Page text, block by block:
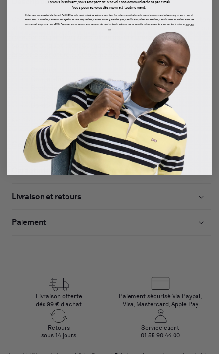
Description
Ce polo femme à manches courtes confectionné dans un coton
stretch doux et léger est disponible en coloris blanc, marine ou
rose. Sa coupe slim plus cintrée assure une allure chic et
sportive au quotidien. Ce modèle iconique arbore notre
broderie signature : l'emblème nœud papillon Eden Park.
Broderie emblème nœud papillon
Boutons rugby ovales siglés
Bords-côtes
Ref: E26MAIPC0007/BLF
Composition et entretien
Caractéristiques environnementales
Livraison et retours
Paiement
Livraison offerte
dès 99 € d achat
Paiement sécurisé Via Paypal,
Visa, Mastercard, Apple Pay
Retours
sous 14 jours
Service client
01 55 90 44 00
En vous inscrivant, vous acceptez de recevoir nos communications par email.
Vous pourrez vous désinscrire à tout moment.
En tant que responsable de traitement, FLANKER collecte vos données à caractère personnel aux fins notamment de traitement et suivi de vos commandes (paiement, livraison, retours),
demandes d’information, de création et de gestion de votre compte client, d'études marketing et statistiques, de suivi de la qualité de nos services, l’envoi d’offres promotionnelles et de
communications, par mail et/ou SMS. Pour en savoir plus concernant le traitement de vos données et vos droits, veuillez consulter notre politique de protection des données en cliquant
ici.